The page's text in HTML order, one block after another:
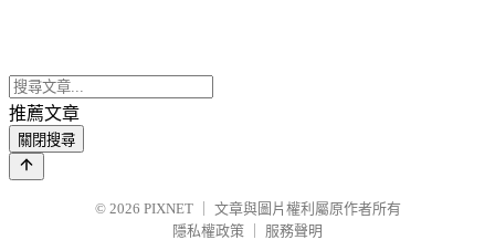
推薦文章
關閉搜尋
© 2026 PIXNET
文章與圖片權利屬原作者所有
隱私權政策
服務聲明